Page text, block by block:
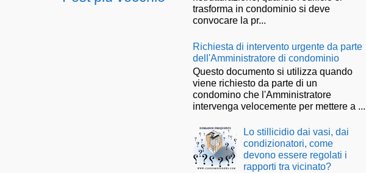
trasforma in condominio si deve
convocare la pr...
Richiesta di intervento urgente da parte
dell'Amministratore di condominio
Questo documento si utilizza quando
viene richiesto da parte di un
condomino che l'Amministratore
intervenga velocemente per mettere a ...
Lo stillicidio dai vasi, dai
condizionatori, come
devono essere regolati i
rapporti tra vicinato?